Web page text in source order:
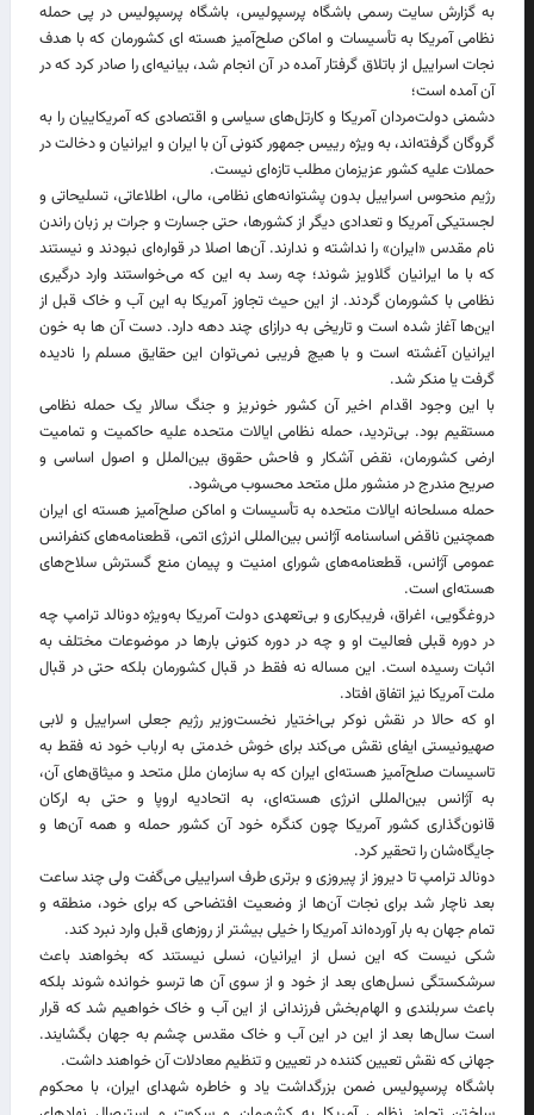
به گزارش سایت رسمی باشگاه پرسپولیس، باشگاه پرسپولیس در پی حمله
نظامی آمریکا به تأسیسات و اماکن صلح‌آمیز هسته ای کشورمان که با هدف
نجات اسراییل از باتلاق گرفتار آمده در آن انجام شد، بیانیه‌ای را صادر کرد که در
آن آمده است؛
دشمنی دولت‌مردان آمریکا و کارتل‌های سیاسی و اقتصادی که آمریکاییان را به
گروگان گرفته‌اند، به ویژه رییس جمهور کنونی آن با ایران و ایرانیان و دخالت در
حملات علیه کشور عزیزمان مطلب تازه‌ای نیست.
رژیم منحوس اسراییل بدون پشتوانه‌های نظامی، مالی، اطلاعاتی، تسلیحاتی و
لجستیکی آمریکا و تعدادی دیگر از کشورها، حتی جسارت و جرات بر زبان راندن
نام مقدس «ایران» را نداشته و ندارند. آن‌ها اصلا در قواره‌ای نبودند و نیستند
که با ما ایرانیان گلاویز شوند؛ چه رسد به این که می‌خواستند وارد درگیری
نظامی با کشورمان گردند. از این حیث تجاوز آمریکا به این آب و خاک قبل از
این‌ها آغاز شده است و تاریخی به درازای چند دهه دارد. دست آن ها به خون
ایرانیان آغشته است و با هیچ فریبی نمی‌توان این حقایق مسلم را نادیده
گرفت یا منکر شد.
با این وجود اقدام اخیر آن کشور خونریز و جنگ سالار یک حمله نظامی
مستقیم بود. بی‌تردید، حمله نظامی ایالات متحده علیه حاکمیت و تمامیت
ارضی کشورمان، نقض آشکار و فاحش حقوق بین‌الملل و اصول اساسی و
صریح مندرج در منشور ملل متحد محسوب می‌شود.
حمله مسلحانه ایالات متحده به تأسیسات و اماکن صلح‌آمیز هسته ای ایران
همچنین ناقض اساسنامه آژانس بین‌المللی انرژی اتمی، قطعنامه‌های کنفرانس
عمومی آژانس، قطعنامه‌های شورای امنیت و پیمان منع گسترش سلاح‌های
هسته‌ای است.
دروغگویی، اغراق، فریبکاری و بی‌تعهدی دولت آمریکا به‌ویژه دونالد ترامپ چه
در دوره قبلی فعالیت او و چه در دوره کنونی بارها در موضوعات مختلف به
اثبات رسیده است. این مساله نه فقط در قبال کشورمان بلکه حتی در قبال
ملت آمریکا نیز اتفاق افتاد.
او که حالا در نقش نوکر بی‌اختیار نخست‌وزیر رژیم جعلی اسراییل و لابی
صهیونیستی ایفای نقش می‌کند برای خوش خدمتی به ارباب خود نه فقط به
تاسیسات صلح‌آمیز هسته‌ای ایران که به سازمان ملل متحد و میثاق‌های آن،
به آژانس بین‌المللی انرژی هسته‌ای، به اتحادیه اروپا و حتی به ارکان
قانون‌گذاری کشور آمریکا چون کنگره خود آن کشور حمله و همه آن‌ها و
جایگاه‌شان را تحقیر کرد.
دونالد ترامپ تا دیروز از پیروزی و برتری طرف اسراییلی می‌گفت ولی چند ساعت
بعد ناچار شد برای نجات آن‌ها از وضعیت افتضاحی که برای خود، منطقه و
تمام جهان به بار آورده‌اند آمریکا را خیلی بیشتر از روزهای قبل وارد نبرد کند.
شکی نیست که این نسل از ایرانیان، نسلی نیستند که بخواهند باعث
سرشکستگی نسل‌های بعد از خود و از سوی آن ها ترسو خوانده شوند بلکه
باعث سربلندی و الهام‌بخش فرزندانی از این آب و خاک خواهیم شد که قرار
است سال‌ها بعد از این در این آب و خاک مقدس چشم به جهان بگشایند.
جهانی که نقش تعیین کننده در تعیین و تنظیم معادلات آن خواهند داشت.
باشگاه پرسپولیس ضمن بزرگداشت یاد و خاطره شهدای ایران، با محکوم